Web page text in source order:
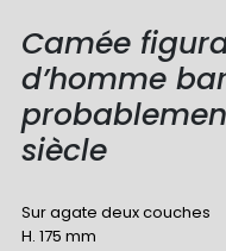
Camée
d’homme
siècle
Sur agate deux couches
H. 175 mm